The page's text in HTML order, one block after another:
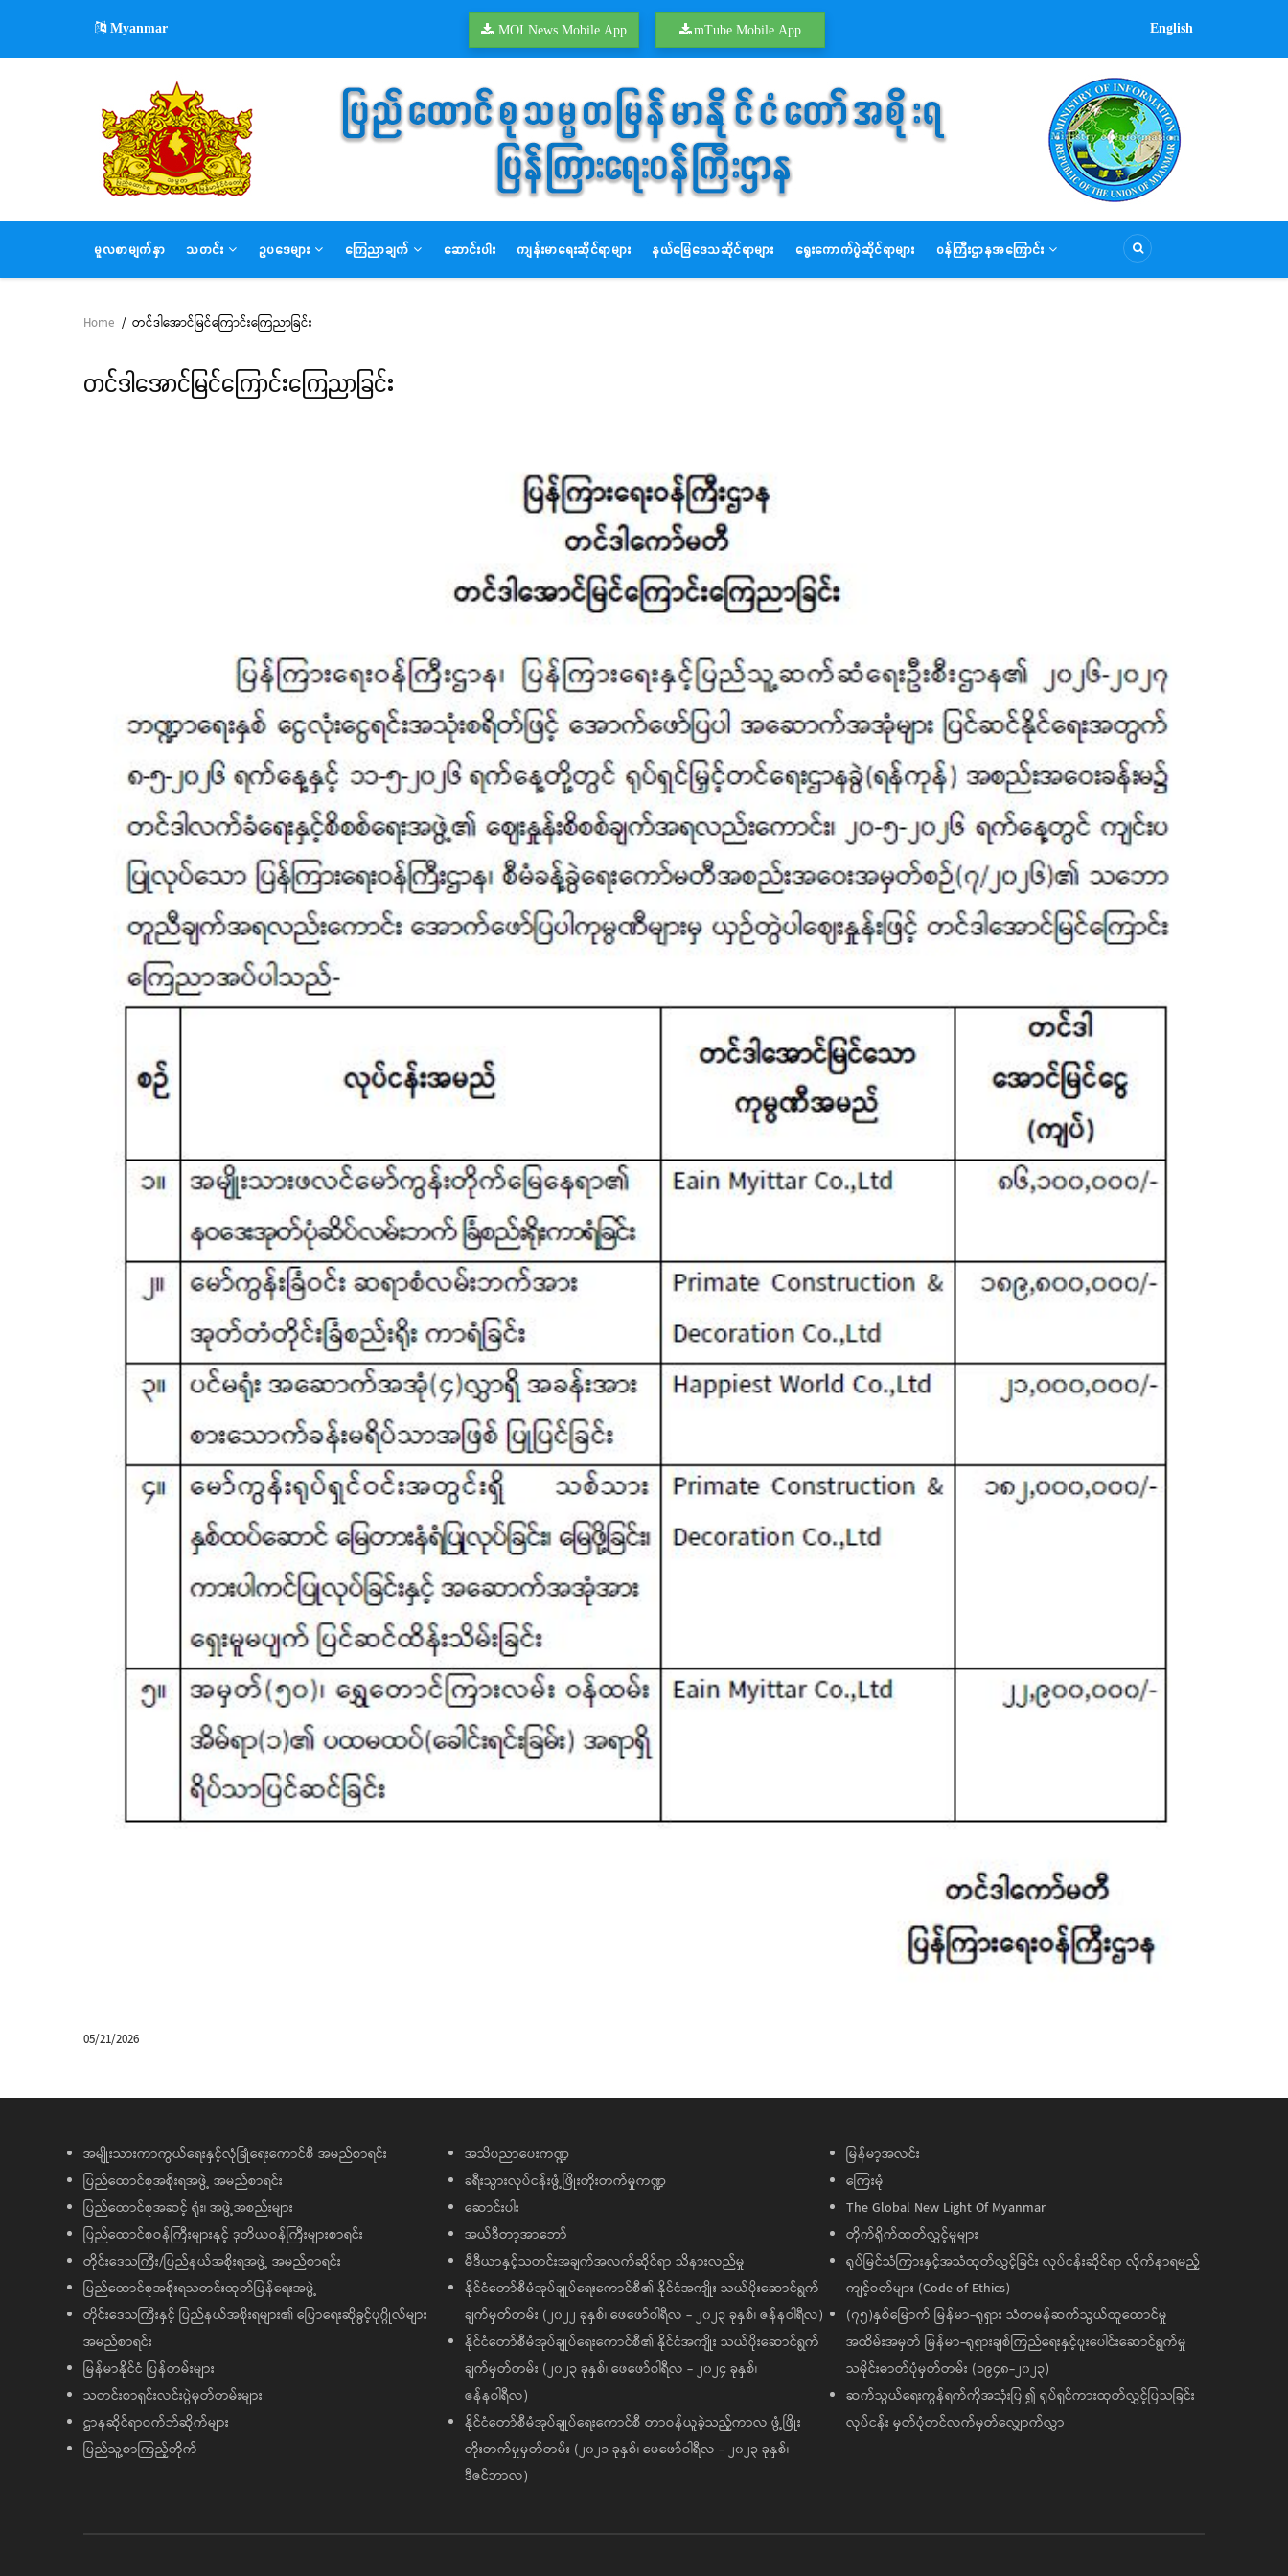
main
Myanmar MOI News Mobile App mTube Mobile App English
MAIN
NAVIGATION
မူလစာမျက်နှာ သတင်း ဥပဒေများ ကြေညာချက် ဆောင်းပါး ကျန်းမာရေးဆိုင်ရာများ နယ်မြေဒေသဆိုင်ရာများ ရွေးကောက်ပွဲဆိုင်ရာများ ဝန်ကြီးဌာနအကြောင်း
Breadcrumb
Home / တင်ဒါအောင်မြင်ကြောင်းကြေညာခြင်း
တင်ဒါအောင်မြင်ကြောင်းကြေညာခြင်း
05/21/2026
အမျိုးသားကာကွယ်ရေးနှင့်လုံခြုံရေးကောင်စီ အမည်စာရင်း
ပြည်ထောင်စုအစိုးရအဖွဲ့ အမည်စာရင်း
ပြည်ထောင်စုအဆင့် ရုံး၊ အဖွဲ့အစည်းများ
ပြည်ထောင်စုဝန်ကြီးများနှင့် ဒုတိယဝန်ကြီးများစာရင်း
တိုင်းဒေသကြီး/ပြည်နယ်အစိုးရအဖွဲ့ အမည်စာရင်း
ပြည်ထောင်စုအစိုးရသတင်းထုတ်ပြန်ရေးအဖွဲ့
တိုင်းဒေသကြီးနှင့် ပြည်နယ်အစိုးရများ၏ ပြောရေးဆိုခွင့်ပုဂ္ဂိုလ်များ
အမည်စာရင်း
မြန်မာနိုင်ငံ ပြန်တမ်းများ
သတင်းစာရှင်းလင်းပွဲမှတ်တမ်းများ
ဌာနဆိုင်ရာဝက်ဘ်ဆိုက်များ
ပြည်သူ့စာကြည့်တိုက်
အသိပညာပေးကဏ္ဍ
ခရီးသွားလုပ်ငန်းဖွံ့ဖြိုးတိုးတက်မှုကဏ္ဍ
ဆောင်းပါး
အယ်ဒီတာ့အာဘော်
မီဒီယာနှင့်သတင်းအချက်အလက်ဆိုင်ရာ သိနားလည်မှု
နိုင်ငံတော်စီမံအုပ်ချုပ်ရေးကောင်စီ၏ နိုင်ငံအကျိုး သယ်ပိုးဆောင်ရွက်
ချက်မှတ်တမ်း (၂၀၂၂ ခုနှစ်၊ ဖေဖော်ဝါရီလ - ၂၀၂၃ ခုနှစ်၊ ဇန်နဝါရီလ)
နိုင်ငံတော်စီမံအုပ်ချုပ်ရေးကောင်စီ၏ နိုင်ငံအကျိုး သယ်ပိုးဆောင်ရွက်
ချက်မှတ်တမ်း (၂၀၂၃ ခုနှစ်၊ ဖေဖော်ဝါရီလ - ၂၀၂၄ ခုနှစ်၊
ဇန်နဝါရီလ)
နိုင်ငံတော်စီမံအုပ်ချုပ်ရေးကောင်စီ တာဝန်ယူခဲ့သည့်ကာလ ဖွံ့ဖြိုး
တိုးတက်မှုမှတ်တမ်း (၂၀၂၁ ခုနှစ်၊ ဖေဖော်ဝါရီလ - ၂၀၂၃ ခုနှစ်၊
ဒီဇင်ဘာလ)
မြန်မာ့အလင်း
ကြေးမုံ
The Global New Light Of Myanmar
တိုက်ရိုက်ထုတ်လွှင့်မှုများ
ရုပ်မြင်သံကြားနှင့်အသံထုတ်လွှင့်ခြင်း လုပ်ငန်းဆိုင်ရာ လိုက်နာရမည့်
ကျင့်ဝတ်များ (Code of Ethics)
(၇၅)နှစ်မြောက် မြန်မာ-ရုရှား သံတမန်ဆက်သွယ်ထူထောင်မှု
အထိမ်းအမှတ် မြန်မာ-ရုရှားချစ်ကြည်ရေးနှင့်ပူးပေါင်းဆောင်ရွက်မှု
သမိုင်းဓာတ်ပုံမှတ်တမ်း (၁၉၄၈-၂၀၂၃)
ဆက်သွယ်ရေးကွန်ရက်ကိုအသုံးပြု၍ ရုပ်ရှင်ကားထုတ်လွှင့်ပြသခြင်း
လုပ်ငန်း မှတ်ပုံတင်လက်မှတ်လျှောက်လွှာ